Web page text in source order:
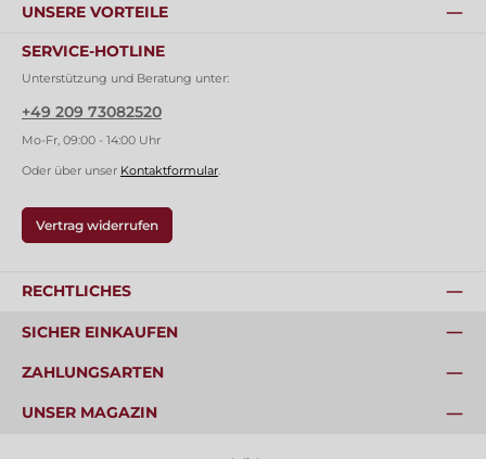
SERVICE-HOTLINE
Unterstützung und Beratung unter:
+49 209 73082520
Mo-Fr, 09:00 - 14:00 Uhr
Oder über unser Kontaktformular.
Vertrag widerrufen
RECHTLICHES
UNSERE VORTEILE
ZAHLUNGSARTEN
SICHER EINKAUFEN
UNSER MAGAZIN